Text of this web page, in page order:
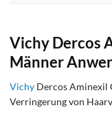
Vichy Dercos
Männer
Vichy Dercos Aminexil
Verringerung von